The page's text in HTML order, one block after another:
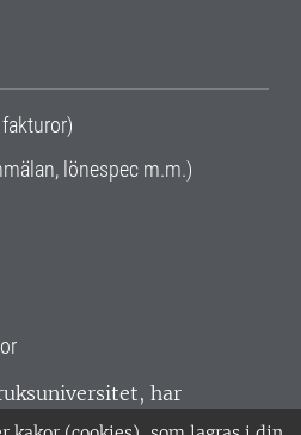
lönespec m.m.)
har
Sverige. Huvudorter är